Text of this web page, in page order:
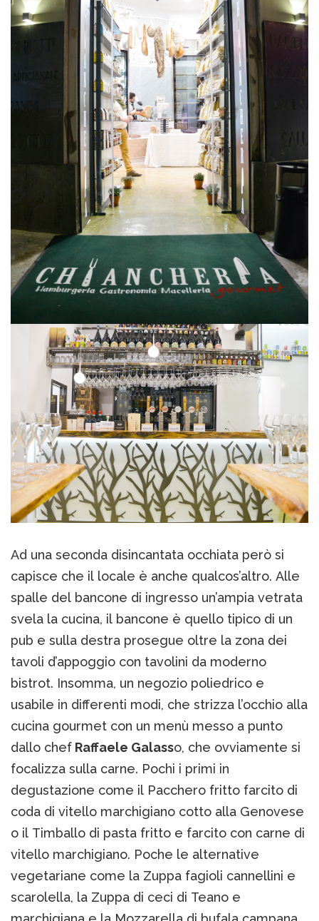
Ad una seconda disincantata occhiata però si
capisce che il locale è anche qualcos’altro. Alle
spalle del bancone di ingresso un’ampia vetrata
svela la cucina, il bancone è quello tipico di un
pub e sulla destra prosegue oltre la zona dei
tavoli d’appoggio con tavolini da moderno
bistrot. Insomma, un negozio poliedrico e
usabile in differenti modi, che strizza l’occhio alla
cucina gourmet con un menù messo a punto
dallo chef Raffaele Galasso, che ovviamente si
focalizza sulla carne. Pochi i primi in
degustazione come il Pacchero fritto farcito di
coda di vitello marchigiano cotto alla Genovese
o il Timballo di pasta fritto e farcito con carne di
vitello marchigiano. Poche le alternative
vegetariane come la Zuppa fagioli cannellini e
scarolella, la Zuppa di ceci di Teano e